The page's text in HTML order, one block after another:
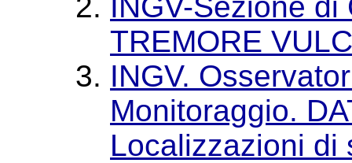
TREMORE
INGV.
Monitoraggio.
Localizzazioni di